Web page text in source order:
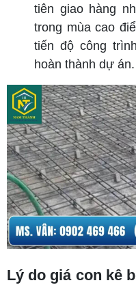
tiên giao hàng
trong mùa cao
tiến độ công
hoàn thành dự án.
Lý do giá con kê